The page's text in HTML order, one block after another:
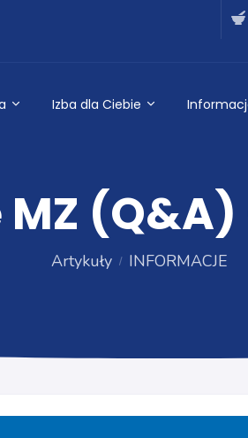
Izba dla Ciebie
Artykuły INFORMACJE